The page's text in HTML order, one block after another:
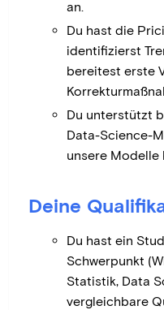
an.
Du hast die
identifizierst
bereitest erste
Du unterstützt
Data-Science-
unsere Modelle
Deine
Du hast ein
Schwerpunkt
Statistik, Data
vergleichbare